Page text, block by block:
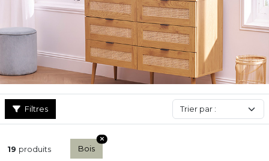
Pour une déco chaleureuse, misez sur une commode en bois
clair ou en bois foncé noyer de notre collection ! Nous proposons
également des commodes design et blanches qui sauront
parfaitement convenir pour habiller les intérieurs modernes.
Découvrez-les sans plus attendre !
Filtres
19 produits Bois